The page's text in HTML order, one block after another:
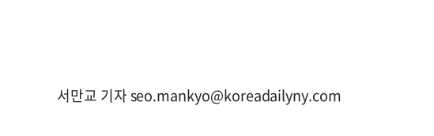
서만교 기자seo.mankyo@koreadailyny.com